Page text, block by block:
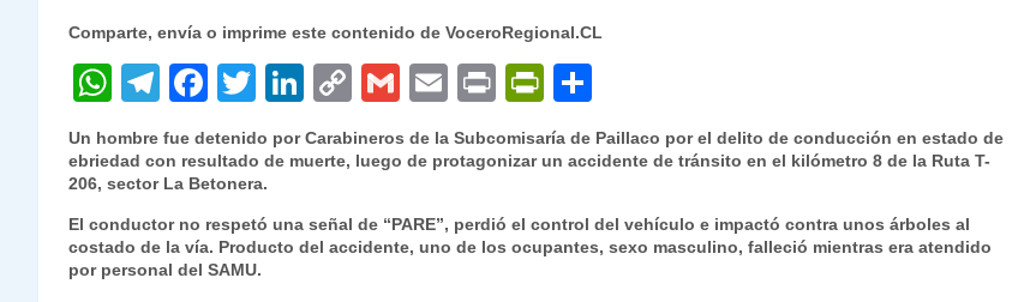
Comparte, envía o imprime este contenido de VoceroRegional.CL
W
h
at
s
A
p
T
el
e
gr
a
m
F
a
c
e
b
o
T
itt
er
Li
n
k
dI
C
o
p
Li
G
m
ai
E
m
ai
P
nt
P
ri
nt
ie
o
m
ar
Un hombre fue detenido por Carabineros de la Subcomisaría de Paillaco por el delito de conducción en estado de
ebriedad con resultado de muerte, luego de protagonizar un accidente de tránsito en el kilómetro 8 de la Ruta T-
206, sector La Betonera.
El conductor no respetó una señal de “PARE”, perdió el control del vehículo e impactó contra unos árboles al
costado de la vía. Producto del accidente, uno de los ocupantes, sexo masculino, falleció mientras era atendido
por personal del SAMU.